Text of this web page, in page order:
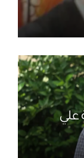
عقود خيالية… وملاعب متهالكة علي